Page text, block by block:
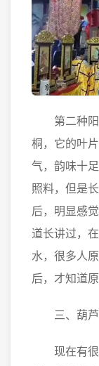
第二种阳
桐，它的叶
气，韵味十
照料，但是
后，明显感
道长讲过，
水，很多人
后，才知道
三、葫芦
现在有很